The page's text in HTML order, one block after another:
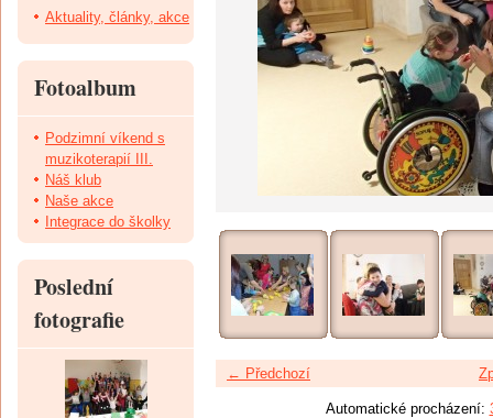
← Předchozí
Automatické procházení:
Aktuality, články, akce
Fotoalbum
Podzimní víkend s
muzikoterapií III.
Náš klub
Naše akce
Integrace do školky
Poslední
fotografie